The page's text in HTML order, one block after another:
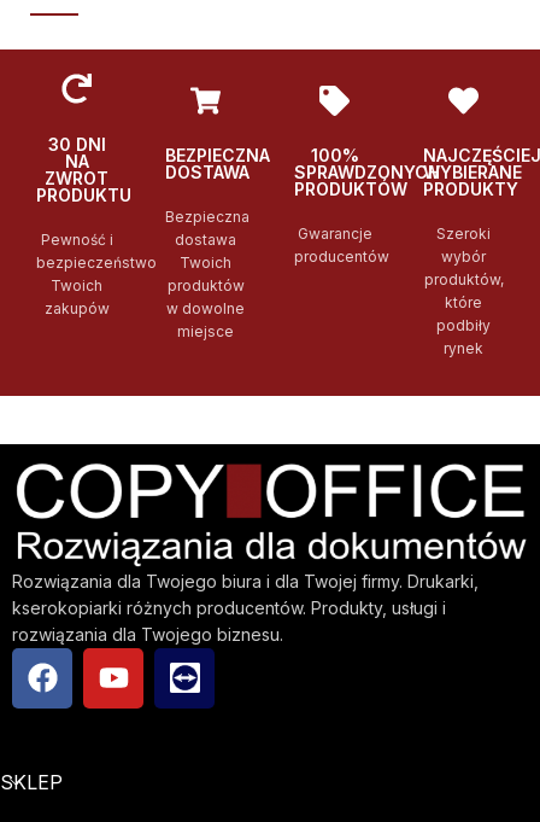
30 DNI
NA
ZWROT
PRODUKTU
Pewność i
bezpieczeństwo
Twoich
zakupów
BEZPIECZNA
DOSTAWA
Bezpieczna
dostawa
Twoich
produktów
w dowolne
miejsce
100%
SPRAWDZONYCH
PRODUKTÓW
Gwarancje
producentów
NAJCZĘŚCIEJ
WYBIERANE
PRODUKTY
Szeroki
wybór
produktów,
które
podbiły
rynek
Rozwiązania dla Twojego biura i dla Twojej firmy. Drukarki,
kserokopiarki różnych producentów. Produkty, usługi i
rozwiązania dla Twojego biznesu.
SKLEP